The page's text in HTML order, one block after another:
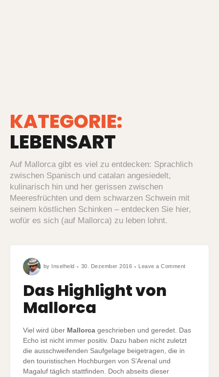
KATEGORIE:
LEBENSART
Auf Mallorca gibt es viel zu entdecken: Sprachlich
zwischen Spanisch und catalan angesiedelt,
kulinarisch hin und her gerissen zwischen
Meeresfrüchten und dem schwarzen Schwein mit
seinem köstlichen Schinken – entdecken Sie hier,
wofür es sich (auf Mallorca) zu leben lohnt.
by Inselheld 30. Dezember 2016 Leave a CommentDas
Das Highlight von
Mallorca
Viel wird über Mallorcageschrieben und geredet. Das
Echo ist nicht immer positiv. Dazu haben nicht zuletzt
die ausschweifenden Saufgelage beigetragen, die in
den touristischen Hochburgen von S’Arenal und
Magaluf täglich stattfinden. Doch abseits dieser